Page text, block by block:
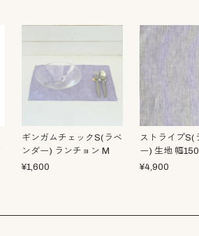
ギンガムチェックS(ラベ
ンダー) ランチョン M
¥1,600
ストライプS(
ー) 生地 幅
¥4,900